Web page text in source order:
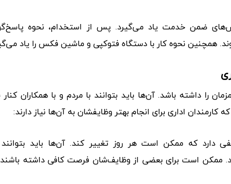
ضمن خدمت یاد می‌گیرد. پس از استخدام، نحوه
همچنین نحوه کار با دستگاه فتوکپی و ماشین فکس را یاد
را داشته باشد. آن‌ها باید بتوانند با مردم و با همکاران کنار
اداری برای انجام بهتر وظایفشان به آن‌ها نیاز دارند:
دارد که ممکن است هر روز تغییر کند. آن‌ها باید بتوانند
ممکن است برای بعضی از وظایف‌شان فرصت کافی داشته